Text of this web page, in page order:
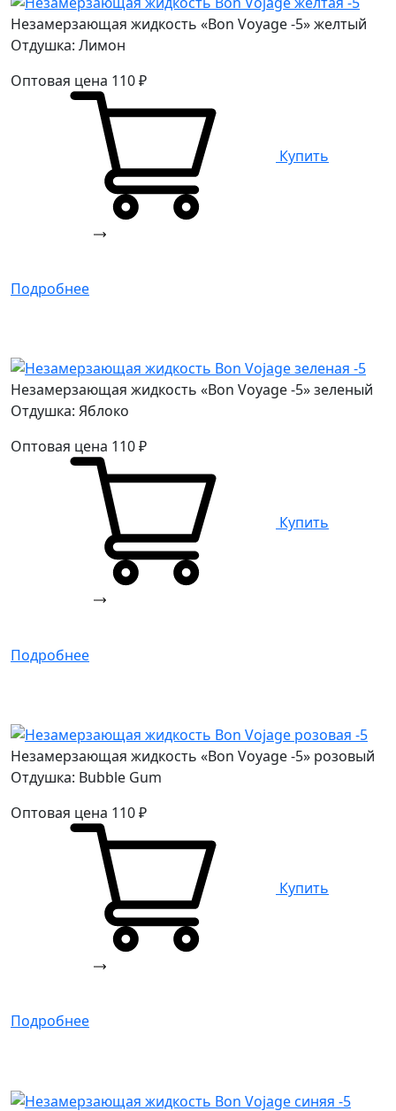
Незамерзающая жидкость «Bon Voyage -5» желтый
Отдушка: Лимон
Оптовая цена 110₽
Купить
Подробнее
Незамерзающая жидкость «Bon Voyage -5» зеленый
Отдушка: Яблоко
Оптовая цена 110₽
Купить
Подробнее
Незамерзающая жидкость «Bon Voyage -5» розовый
Отдушка: Bubble Gum
Оптовая цена 110₽
Купить
Подробнее